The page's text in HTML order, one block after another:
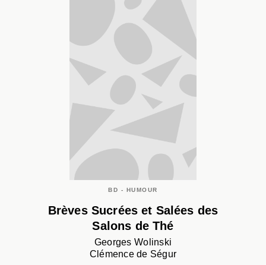
BD - HUMOUR
Brèves Sucrées et Salées des
Salons de Thé
Georges Wolinski
Clémence de Ségur